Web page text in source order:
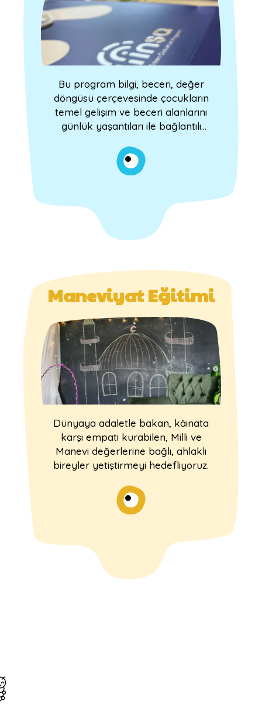
Bu program bilgi, beceri, değer
döngüsü çerçevesinde çocukların
temel gelişim ve beceri alanlarını
günlük yaşantıları ile bağlantılı
öğrenme süreçlerini zenginleştirip
öğrenmeyi kalıcı şekilde inşa
Maneviyat Eğitimi
Dünyaya adaletle bakan, kâinata
karşı empati kurabilen, Milli ve
Manevi değerlerine bağlı, ahlaklı
bireyler yetiştirmeyi hedefliyoruz.